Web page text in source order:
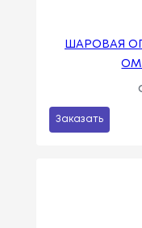
ШАРОВАЯ
Заказать